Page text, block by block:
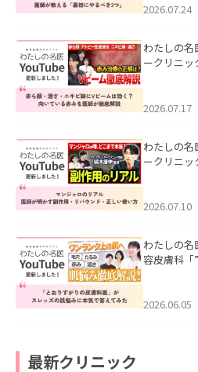
た。
2026.07.24
わたしの名
ークリニッ
した。
2026.07.17
わたしの名
ークリニッ
た。
2026.07.10
わたしの名
容皮膚科「
2026.06.05
最新クリニック